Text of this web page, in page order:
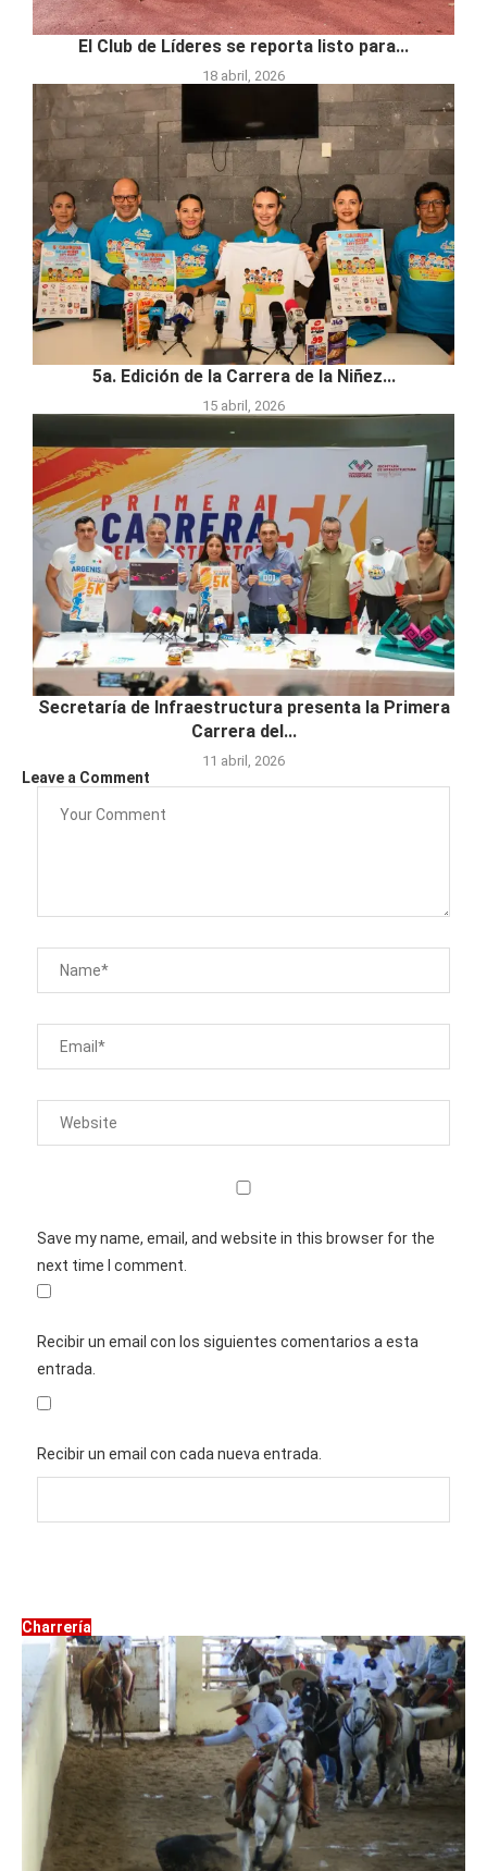
El Club de Líderes se reporta listo para...
18 abril, 2026
5a. Edición de la Carrera de la Niñez...
15 abril, 2026
Secretaría de Infraestructura presenta la Primera
Carrera del...
11 abril, 2026
Leave a Comment
Save my name, email, and website in this browser for the
next time I comment.
Recibir un email con los siguientes comentarios a esta
entrada.
Recibir un email con cada nueva entrada.
Charrería